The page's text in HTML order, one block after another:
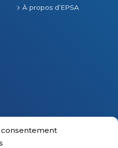
consentement
À propos d’EPSA